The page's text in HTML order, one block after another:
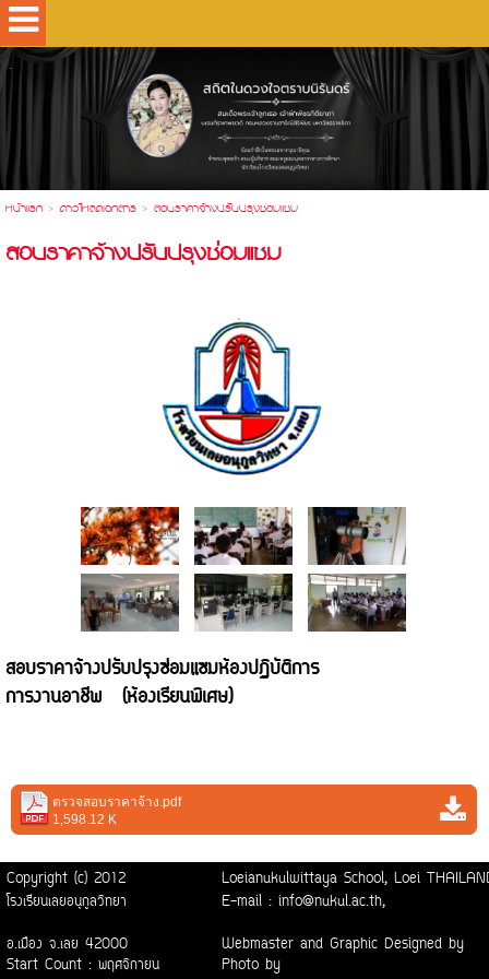
.
หน้าแรก> ดาวโหลดเอกสาร> สอบราคาจ้างปรับปรุงซ่อมแซม
สอบราคาจ้างปรับปรุงซ่อมแซม
สอบราคาจ้างปรับปรุงซ่อมแซมห้องปฏิบัติการ
การงานอาชีพ (ห้องเรียนพิเศษ)
ตรวจสอบราคาจ้าง.pdf
1,598.12 K
Copyright (c) 2012
Loeianukulwittaya School, Loei
โรงเรียนเลยอนุกูลวิทยา
E-mail : info@nukul.ac.th,
อ.เมือง จ.เลย 42000
Start Count : พฤศจิกายน
Webmaster and Graphic Designed by
Photo by